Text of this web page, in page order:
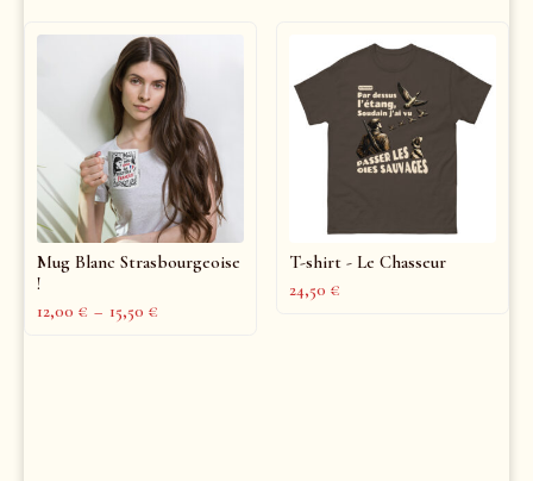
Mug Blanc Strasbourgeoise
!
12,00 € – 15,50 €
T-shirt - Le Chasseur
24,50 €